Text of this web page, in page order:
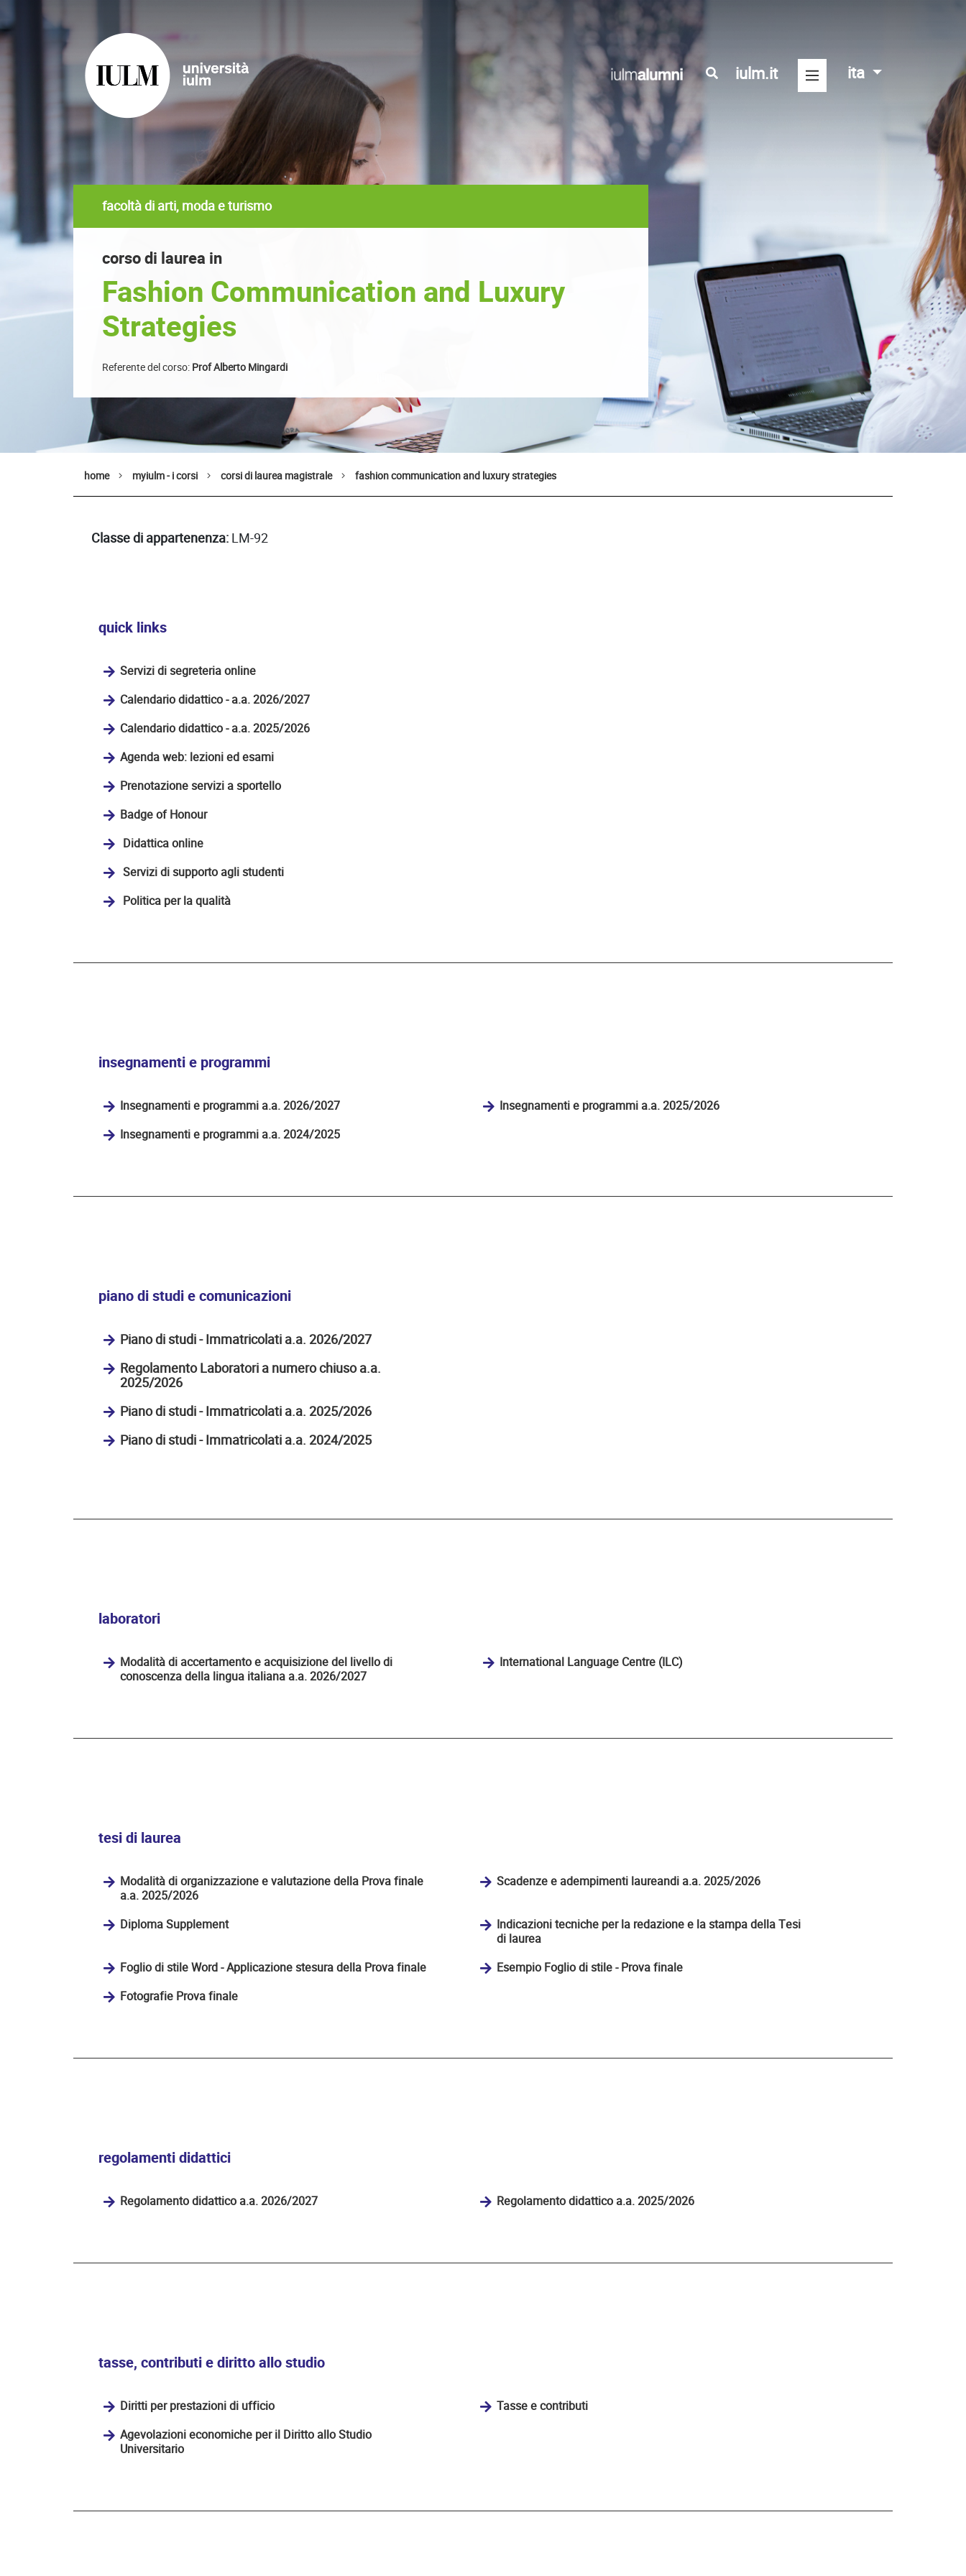
iulm.it ita
facoltà di arti, moda e turismo
corso di laurea in
Fashion Communication and Luxury
Strategies
Referente del corso: Prof Alberto Mingardi
home myiulm - i corsi corsi di laurea magistrale fashion communication and luxury strategies
Classe di appartenenza: LM-92
quick links
Servizi di segreteria online
Calendario didattico - a.a. 2026/2027
Calendario didattico - a.a. 2025/2026
Agenda web: lezioni ed esami
Prenotazione servizi a sportello
Badge of Honour
Didattica online
Servizi di supporto agli studenti
Politica per la qualità
insegnamenti e programmi
Insegnamenti e programmi a.a. 2026/2027
Insegnamenti e programmi a.a. 2025/2026
Insegnamenti e programmi a.a. 2024/2025
piano di studi e comunicazioni
Piano di studi - Immatricolati a.a. 2026/2027
Regolamento Laboratori a numero chiuso a.a.
2025/2026
Piano di studi - Immatricolati a.a. 2025/2026
Piano di studi - Immatricolati a.a. 2024/2025
laboratori
Modalità di accertamento e acquisizione del livello di
conoscenza della lingua italiana a.a. 2026/2027
International Language Centre (ILC)
tesi di laurea
Modalità di organizzazione e valutazione della Prova finale
a.a. 2025/2026
Scadenze e adempimenti laureandi a.a. 2025/2026
Diploma Supplement
Indicazioni tecniche per la redazione e la stampa della Tesi
di laurea
Foglio di stile Word - Applicazione stesura della Prova finale
Esempio Foglio di stile - Prova finale
Fotografie Prova finale
regolamenti didattici
Regolamento didattico a.a. 2026/2027 Regolamento didattico a.a. 2025/2026
tasse, contributi e diritto allo studio
Diritti per prestazioni di ufficio
Tasse e contributi
Agevolazioni economiche per il Diritto allo Studio
Universitario